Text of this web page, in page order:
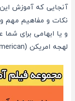
آنجایی که آموزش
نکات و مفاهیم مهم
و یا ابهامی برای شما
لهجه امریکن (American) می باشد.